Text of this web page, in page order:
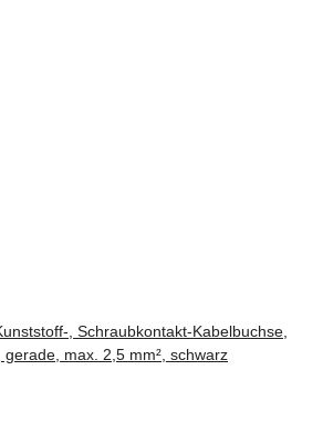
, Schraubkontakt-Kabelbuchse,
max. 2,5 mm², schwarz